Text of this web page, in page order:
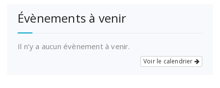
Évènements à venir
Il n’y a aucun évènement à venir.
Voir le calendrier